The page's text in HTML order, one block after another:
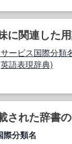
に関連した
ービス国際分類
語表現辞典)
された辞書
際分類名